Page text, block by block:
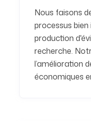
Nous faisons
processus
production
recherche.
l’amélioration
économiques